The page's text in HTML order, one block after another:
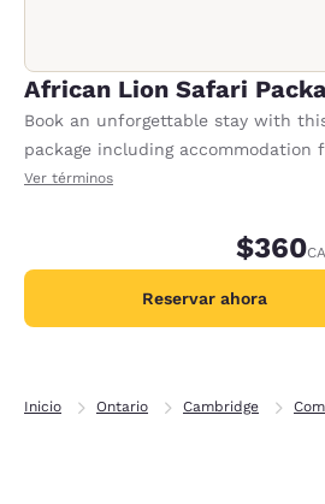
African Lion Safari
Book an unforgettable stay with
package including accommodation
night stay, plus 2 adult tickets and
be give to the guest at the time of
Ver términos
$360
Reservar ahora
Inicio Ontario Cambridge